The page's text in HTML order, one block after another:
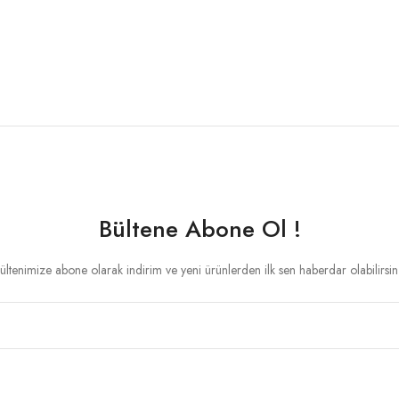
Bültene Abone Ol !
abone olarak indirim ve yeni ürünlerden ilk sen haberdar